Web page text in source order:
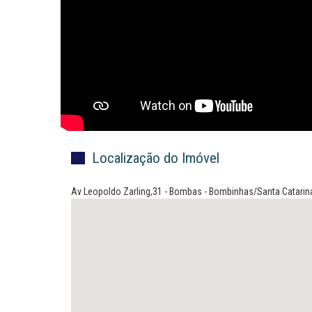
Localização do Imóvel
Av Leopoldo Zarling,31 - Bombas - Bombinhas/Santa